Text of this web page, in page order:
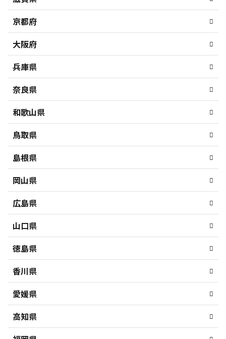
京都府
大阪府
兵庫県
奈良県
和歌山県
鳥取県
島根県
岡山県
広島県
山口県
徳島県
香川県
愛媛県
高知県